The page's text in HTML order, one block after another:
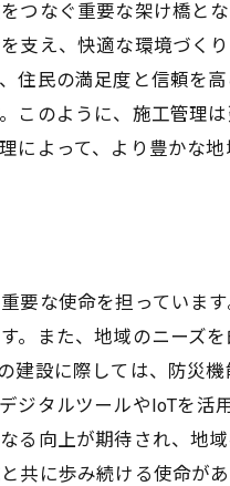
なぐ重要な架け橋と
支え、快適な環境づく
住民の満足度と信頼を
このように、施工管理
よって、より豊かな地
な使命を担っていま
また、地域のニーズ
建設に際しては、防災
ジタルツールやIoTを活
る向上が期待され、地
共に歩み続ける使命があ